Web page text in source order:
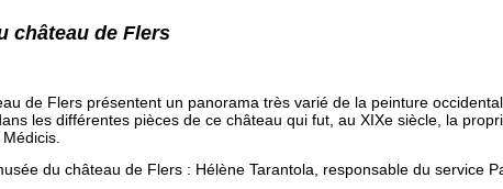
château de Flers
de Flers présentent un panorama très varié de la peinture
les différentes pièces de ce château qui fut, au XIXe siècle, la
du château de Flers : Hélène Tarantola, responsable du service